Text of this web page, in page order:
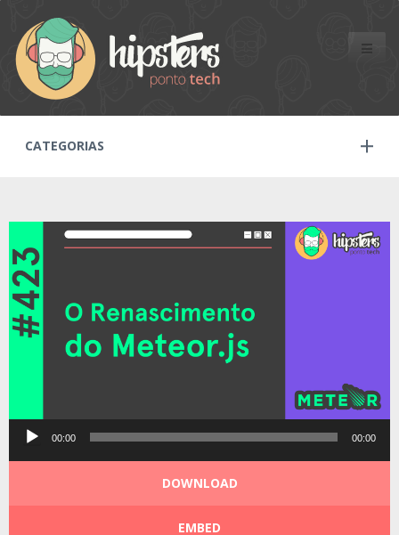
Toggle
CATEGORIAS
Tocador00:00 00:00
DOWNLOAD
EMBED